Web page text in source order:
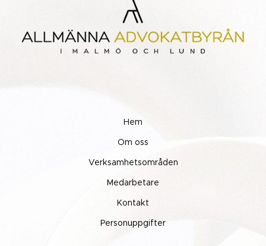
Hem
Om oss
Verksamhetsområden
Medarbetare
Kontakt
Personuppgifter